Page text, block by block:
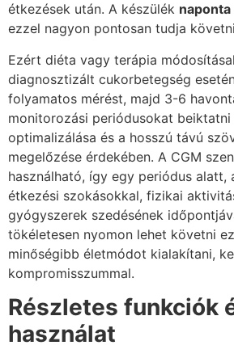
étkezések után. A készülék
ezzel nagyon pontosan tudja
Ezért diéta vagy terápia
diagnosztizált cukorbetegség
folyamatos mérést, majd 3-6
monitorozási periódusokat beiktatni
optimalizálása és a hosszú távú
megelőzése érdekében. A CGM
használható, így egy periódus alatt,
étkezési szokásokkal, fizikai
gyógyszerek szedésének
tökéletesen nyomon lehet követni
minőségibb életmódot kialakítani,
kompromisszummal.
Részletes funkciók
használat